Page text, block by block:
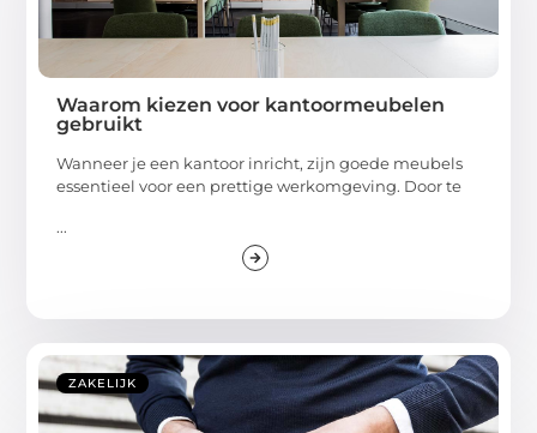
Waarom kiezen voor kantoormeubelen
gebruikt
Wanneer je een kantoor inricht, zijn goede meubels
essentieel voor een prettige werkomgeving. Door te
...
ZAKELIJK